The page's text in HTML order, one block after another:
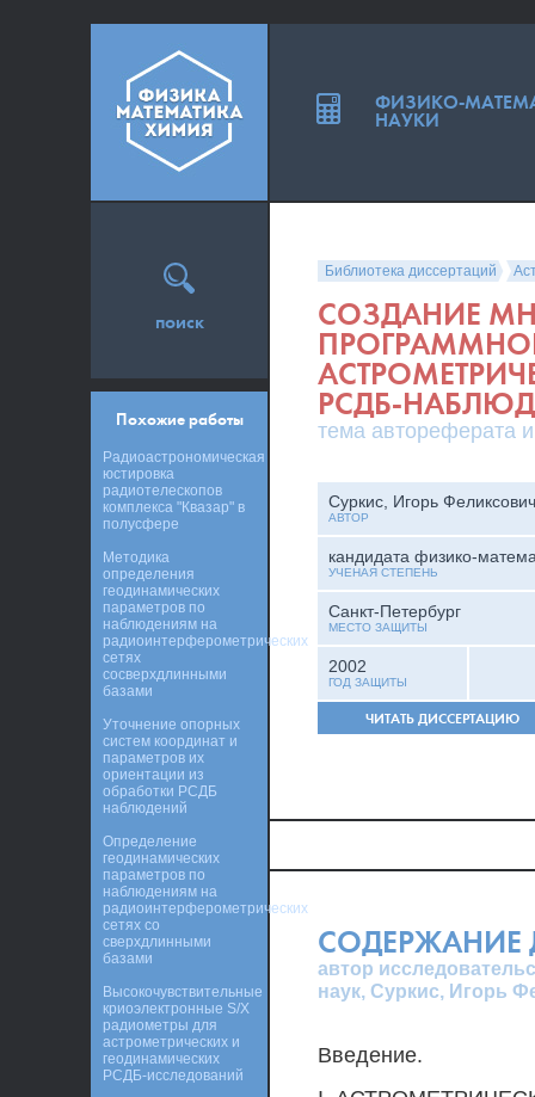
Библиотека диссертаций
СОЗДАНИЕ
РСДБ-
тема автореферата
Суркис, Игорь Феликсович
АВТОР
кандидата физико-
УЧЕНАЯ СТЕПЕНЬ
Санкт-Петербург
МЕСТО ЗАЩИТЫ
2002
ГОД ЗАЩИТЫ
ЧИТАТЬ ДИССЕРТАЦИЮ
СОДЕРЖАНИЕ
автор
наук, Суркис, Игорь
Введение.
поиск
Похожие работы
Радиоастрономическая
юстировка
радиотелескопов
комплекса "Квазар" в
полусфере
Методика
определения
геодинамических
параметров по
наблюдениям на
радиоинтерферометрических
сетях
сосверхдлинными
базами
Уточнение опорных
систем координат и
параметров их
ориентации из
обработки РСДБ
наблюдений
Определение
геодинамических
параметров по
наблюдениям на
радиоинтерферометрических
сетях со
сверхдлинными
базами
Высокочувствительные
криоэлектронные S/X
радиометры для
астрометрических и
геодинамических
РСДБ-исследований
ФИЗИКО-
НАУКИ